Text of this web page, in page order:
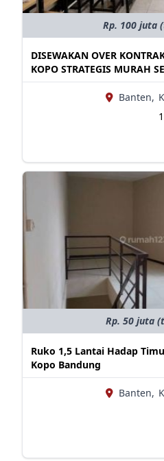
Rp. 100 juta
DISEWAKAN OVER
KOPO STRATEGIS MURAH
Banten,
Rp. 50 juta
Ruko 1,5 Lantai Hadap
Kopo Bandung
Banten,